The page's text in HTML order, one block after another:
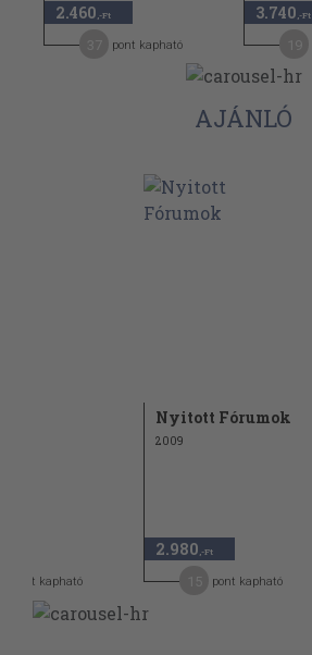
2.460 ,-Ft
pont kapható
3.740 ,-Ft
AJÁNLÓ
pont kapható
Nyitott Fórumok
2009
2.980 ,-Ft
pont kapható